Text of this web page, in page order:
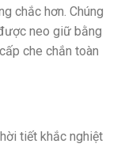
chắc hơn. Chúng
neo giữ bằng
che chắn toàn
tiết khắc nghiệt